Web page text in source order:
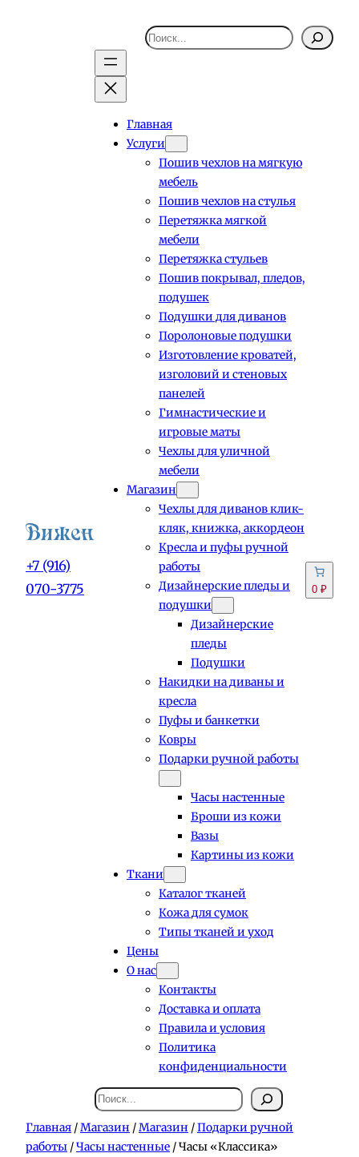
+7 (916)
070-3775
Поиск
Главная
Услуги
Пошив чехлов на мягкую
мебель
Пошив чехлов на стулья
Перетяжка мягкой
мебели
Перетяжка стульев
Пошив покрывал, пледов,
подушек
Подушки для диванов
Поролоновые подушки
Изготовление кроватей,
изголовий и стеновых
панелей
Гимнастические и
игровые маты
Чехлы для уличной
мебели
Магазин
Чехлы для диванов клик-
кляк, книжка, аккордеон
Кресла и пуфы ручной
работы
Дизайнерские пледы и
подушки
Дизайнерские
пледы
Подушки
Накидки на диваны и
кресла
Пуфы и банкетки
Ковры
Подарки ручной работы
Часы настенные
Броши из кожи
Вазы
Картины из кожи
Ткани
Каталог тканей
Кожа для сумок
Типы тканей и уход
Цены
О нас
Контакты
Доставка и оплата
Правила и условия
Политика
конфиденциальности
Поиск
0 ₽
Главная /Магазин /Магазин /Подарки ручной
работы /Часы настенные / Часы «Классика»